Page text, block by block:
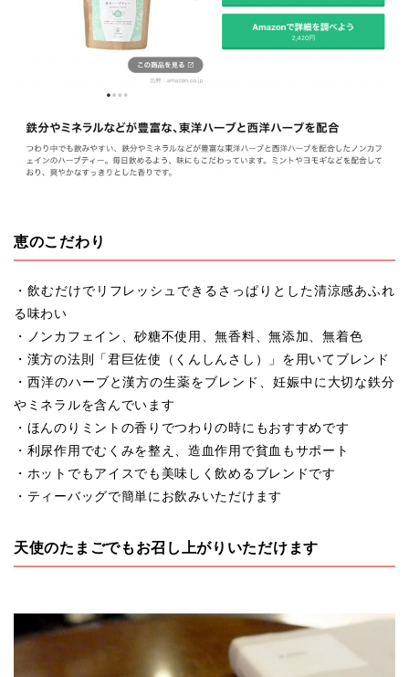
恵のこだわり
・飲むだけでリフレッシュできるさっぱりとした清涼感あふれ
る味わい
・ノンカフェイン、砂糖不使用、無香料、無添加、無着色
・漢方の法則「君巨佐使（くんしんさし）」を用いてブレンド
・西洋のハーブと漢方の生薬をブレンド、妊娠中に大切な鉄分
やミネラルを含んでいます
・ほんのりミントの香りでつわりの時にもおすすめです
・利尿作用でむくみを整え、造血作用で貧血もサポート
・ホットでもアイスでも美味しく飲めるブレンドです
・ティーバッグで簡単にお飲みいただけます
天使のたまごでもお召し上がりいただけます